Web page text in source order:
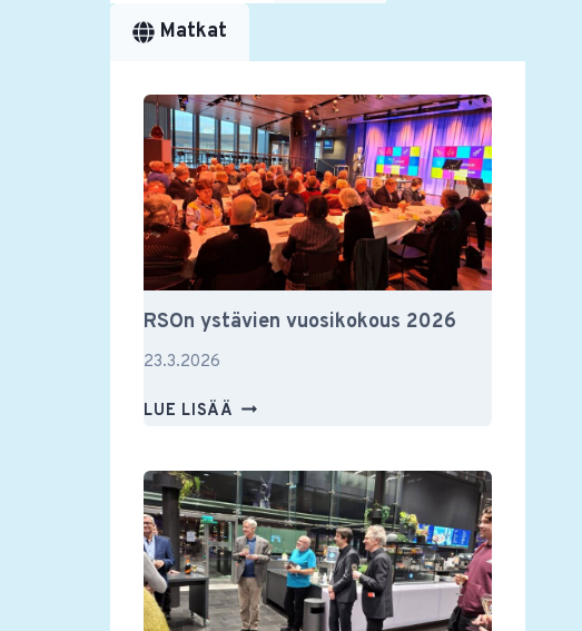
Matkat
RSOn ystävien vuosikokous 2026
23.3.2026
LUE LISÄÄ RSON
2026